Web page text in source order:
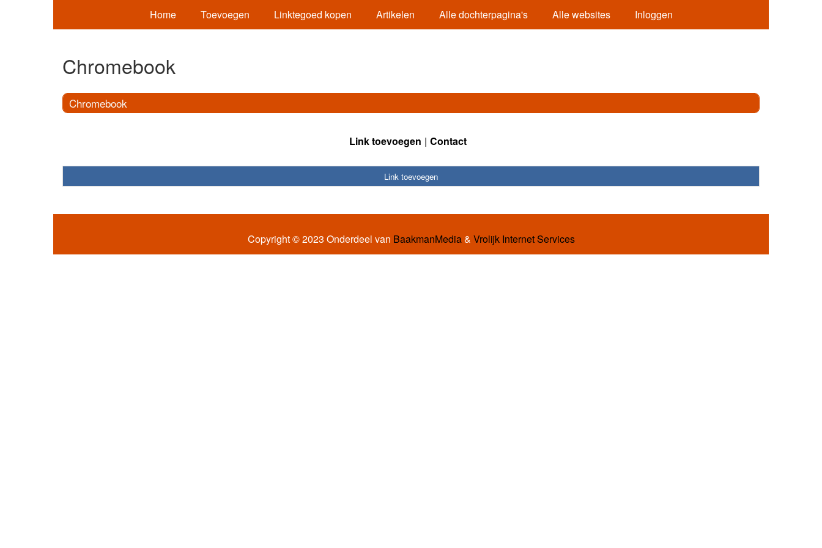
Home Toevoegen Linktegoed kopen Artikelen Alle dochterpagina's Alle websites Inloggen
Chromebook
Chromebook
Link toevoegen Contact
Link toevoegen
Copyright © 2023 Onderdeel van BaakmanMedia& Vrolijk Internet Services